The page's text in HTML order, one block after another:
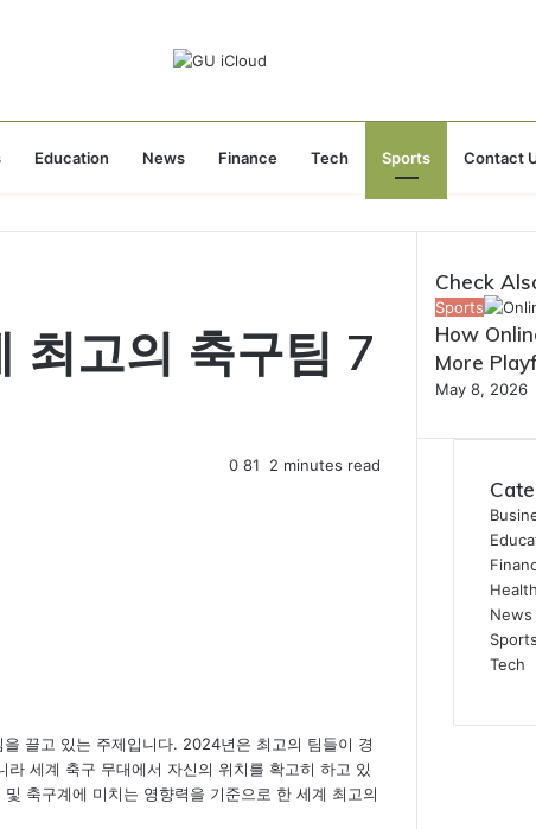
Education News Finance Tech Sports Contact
최고의 축구팀 7
081 2 minutes read
끌고 있는 주제입니다. 2024년은 최고의 팀들이 경
세계 축구 무대에서 자신의 위치를 확고히 하고 있
축구계에 미치는 영향력을 기준으로 한 세계 최고의
Check
Close
Sports
How
More
May 8, 2026
Health
News
Sports
Tech